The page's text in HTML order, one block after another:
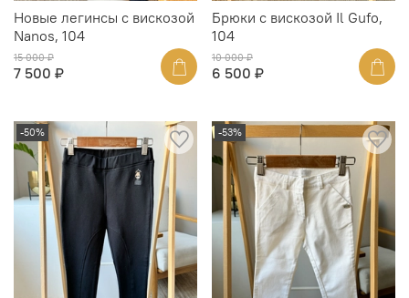
Новые легинсы с вискозой
Nanos, 104
15 000 ₽
7 500 ₽
Брюки с вискозой Il Gufo,
104
10 000 ₽
6 500 ₽
-50% -53%